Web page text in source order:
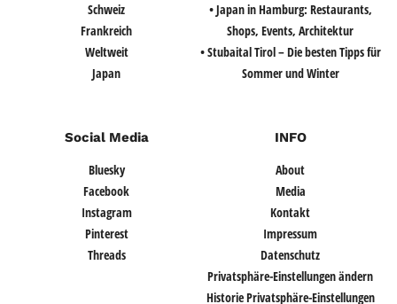
Schweiz
Frankreich
Weltweit
Japan
• Japan in Hamburg: Restaurants,
Shops, Events, Architektur
• Stubaital Tirol – Die besten Tipps für
Sommer und Winter
Social Media
Bluesky
Facebook
Instagram
Pinterest
Threads
INFO
About
Media
Kontakt
Impressum
Datenschutz
Privatsphäre-Einstellungen ändern
Historie Privatsphäre-Einstellungen